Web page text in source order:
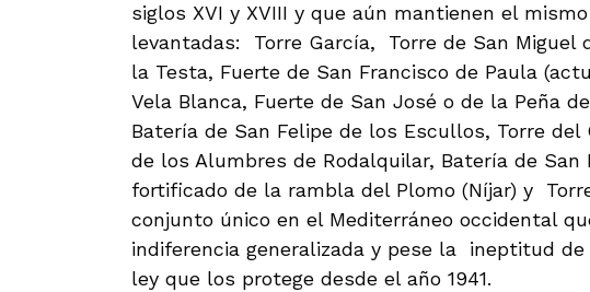
siglos XVI y XVIII y que aún mantienen el
levantadas: Torre García, Torre de San Miguel
la Testa, Fuerte de San Francisco de Paula
Vela Blanca, Fuerte de San José o de la Peña
Batería de San Felipe de los Escullos, Torre
de los Alumbres de Rodalquilar, Batería de
fortificado de la rambla del Plomo (Níjar) y
conjunto único en el Mediterráneo occidental
indiferencia generalizada y pese la ineptitud
ley que los protege desde el año 1941.